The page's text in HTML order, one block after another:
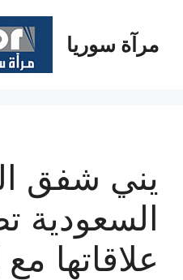
المحتوىمرآة سوريا
يني شفق
السعودية
علاقاتها